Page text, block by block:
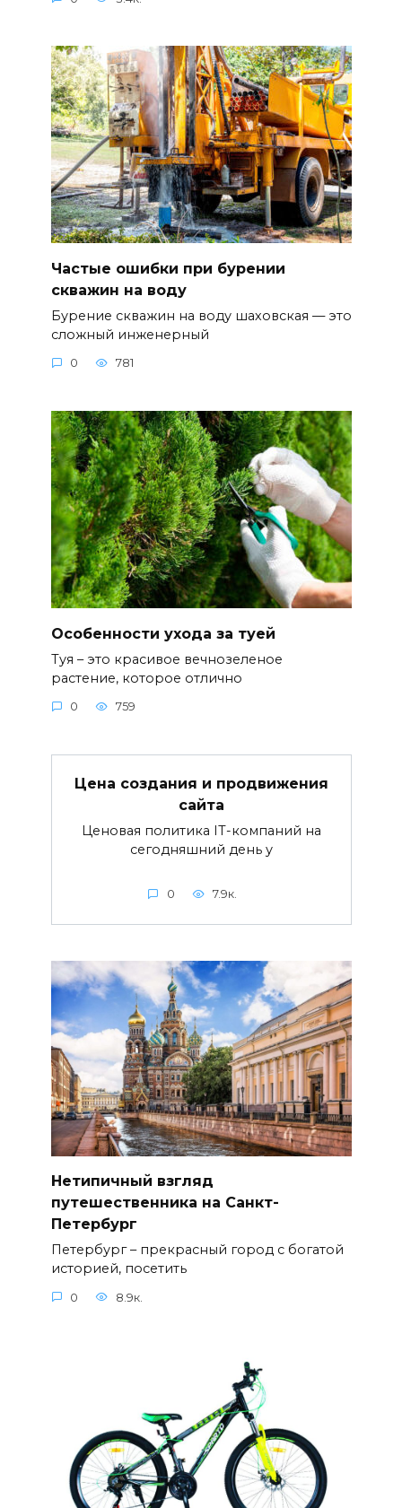
Частые ошибки при бурении
скважин на воду
Бурение скважин на воду шаховская — это
сложный инженерный
0 781
Особенности ухода за туей
Туя – это красивое вечнозеленое
растение, которое отлично
0 759
Цена создания и продвижения
сайта
Ценовая политика IT-компаний на
сегодняшний день у
0 7.9к.
Нетипичный взгляд
путешественника на Санкт-
Петербург
Петербург – прекрасный город с богатой
историей, посетить
0 8.9к.